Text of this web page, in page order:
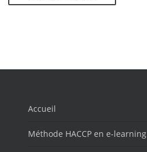
Accueil
Méthode HACCP en e-learning